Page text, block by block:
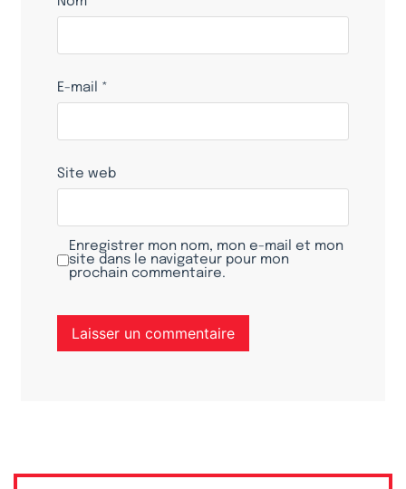
E-mail *
Site web
Enregistrer mon nom, mon e-mail et mon
site dans le navigateur pour mon
prochain commentaire.